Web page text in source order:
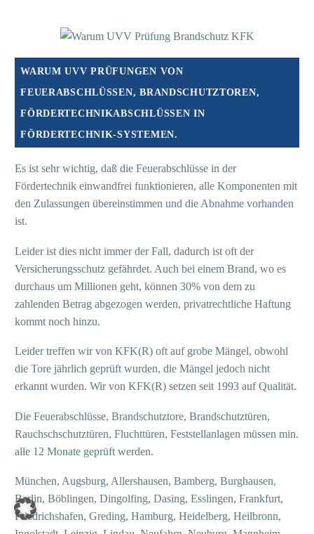
WARUM UVV PRÜFUNGEN VON
FEUERABSCHLÜSSEN, BRANDSCHUTZTOREN,
FÖRDERTECHNIKABSCHLÜSSEN IN
FÖRDERTECHNIK-SYSTEMEN.
Es ist sehr wichtig, daß die Feuerabschlüsse in der
Fördertechnik einwandfrei funktionieren, alle Komponenten mit
den Zulassungen übereinstimmen und die Abnahme vorhanden
ist.
Leider ist dies nicht immer der Fall, dadurch ist oft der
Versicherungsschutz gefährdet. Auch bei einem Brand, wo es
durchaus um Millionen geht, können 30% von dem zu
zahlenden Betrag abgezogen werden, privatrechtliche Haftung
kommt noch hinzu.
Leider treffen wir von KFK(R) oft auf grobe Mängel, obwohl
die Tore jährlich geprüft wurden, die Mängel jedoch nicht
erkannt wurden. Wir von KFK(R) setzen seit 1993 auf Qualität.
Die Feuerabschlüsse, Brandschutztore, Brandschutztüren,
Rauchschschutztüren, Fluchttüren, Feststellanlagen müssen min.
alle 12 Monate geprüft werden.
München, Augsburg, Allershausen, Bamberg, Burghausen,
Berlin, Böblingen, Dingolfing, Dasing, Esslingen, Frankfurt,
Friedrichshafen, Greding, Hamburg, Heidelberg, Heilbronn,